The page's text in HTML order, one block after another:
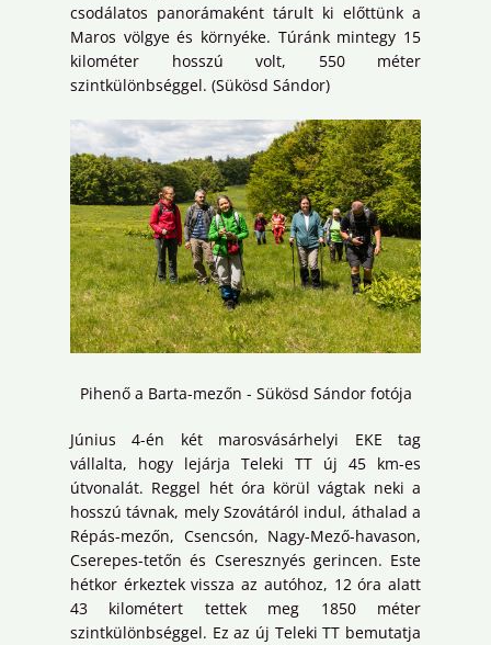
csodálatos panorámaként tárult ki előttünk a
Maros völgye és környéke. Túránk mintegy 15
kilométer hosszú volt, 550 méter
szintkülönbséggel. (Sükösd Sándor)
Pihenő a Barta-mezőn - Sükösd Sándor fotója
Június 4-én két marosvásárhelyi EKE tag
vállalta, hogy lejárja Teleki TT új 45 km-es
útvonalát. Reggel hét óra körül vágtak neki a
hosszú távnak, mely Szovátáról indul, áthalad a
Répás-mezőn, Csencsón, Nagy-Mező-havason,
Cserepes-tetőn és Cseresznyés gerincen. Este
hétkor érkeztek vissza az autóhoz, 12 óra alatt
43 kilométert tettek meg 1850 méter
szintkülönbséggel. Ez az új Teleki TT bemutatja